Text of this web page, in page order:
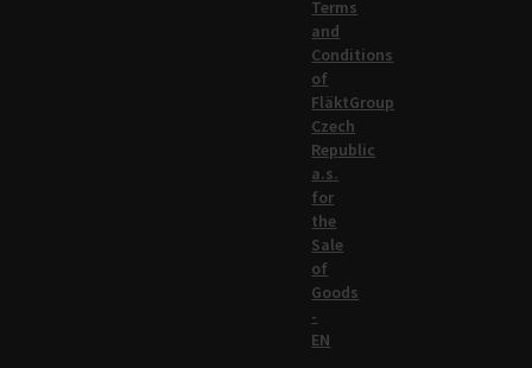
Terms
and
Conditions
of
FläktGroup
Czech
Republic
a.s.
for
the
Sale
of
Goods
-
EN